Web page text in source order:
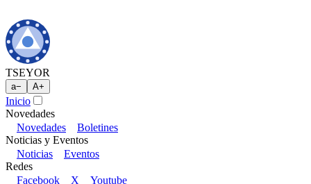
TSEYOR
a− A+
Inicio
Novedades
Novedades
Boletines
Noticias y Eventos
Noticias
Eventos
Redes
Facebook
X Youtube